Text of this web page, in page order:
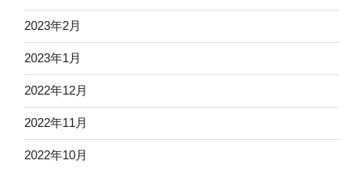
2023年2月
2023年1月
2022年12月
2022年11月
2022年10月